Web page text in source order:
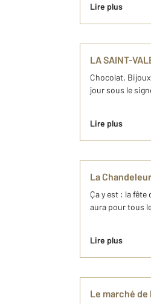
Lire plus
LA SAINT-
Chocolat,
jour sous le
Lire plus
La
Ça y est : la
aura pour tous
Lire plus
Le marché